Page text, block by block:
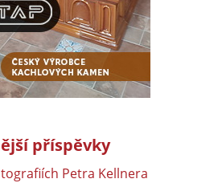
příspěvky
Petra Kellnera